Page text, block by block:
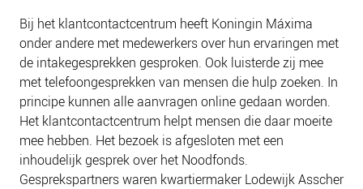
NIEUWS
BLOGS
Bij het klantcontactcentrum heeft Koningin Máxima
onder andere met medewerkers over hun ervaringen met
de intakegesprekken gesproken. Ook luisterde zij mee
met telefoongesprekken van mensen die hulp zoeken. In
principe kunnen alle aanvragen online gedaan worden.
Het klantcontactcentrum helpt mensen die daar moeite
mee hebben. Het bezoek is afgesloten met een
inhoudelijk gesprek over het Noodfonds.
Gesprekspartners waren kwartiermaker Lodewijk Asscher